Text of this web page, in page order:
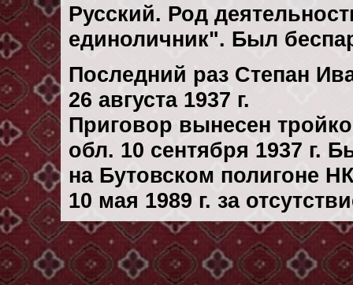
Русский. Род
единоличник". Был
Последний раз Степан
26 августа 1937 г.
Приговор вынесен
обл. 10 сентября 1937 г.
на Бутовском полигоне
10 мая 1989 г. за